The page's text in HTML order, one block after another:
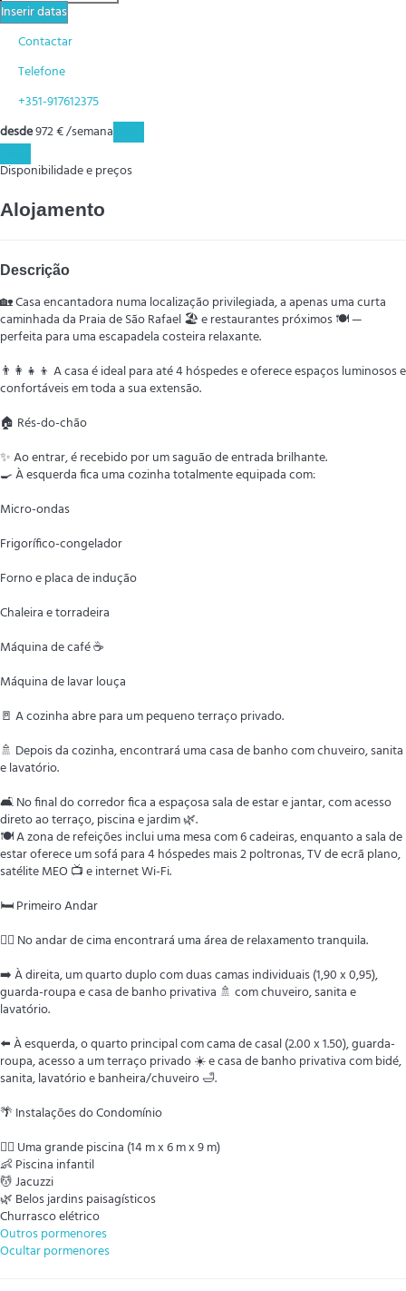
Inserir datas
Contactar
Telefone
+351-917612375
desde972€/semana
Disponibilidade e preços
Alojamento
Descrição
🏡 Casa encantadora numa localização privilegiada, a apenas uma curta
caminhada da Praia de São Rafael 🏖️ e restaurantes próximos 🍽️ —
perfeita para uma escapadela costeira relaxante.
👨‍👩‍👧‍👦 A casa é ideal para até 4 hóspedes e oferece espaços luminosos e
confortáveis em toda a sua extensão.
🏠 Rés-do-chão
✨ Ao entrar, é recebido por um saguão de entrada brilhante.
🍳 À esquerda fica uma cozinha totalmente equipada com:
Micro-ondas
Frigorífico-congelador
Forno e placa de indução
Chaleira e torradeira
Máquina de café ☕
Máquina de lavar louça
🚪 A cozinha abre para um pequeno terraço privado.
🚿 Depois da cozinha, encontrará uma casa de banho com chuveiro, sanita
e lavatório.
🛋️ No final do corredor fica a espaçosa sala de estar e jantar, com acesso
direto ao terraço, piscina e jardim 🌿.
🍽️ A zona de refeições inclui uma mesa com 6 cadeiras, enquanto a sala de
estar oferece um sofá para 4 hóspedes mais 2 poltronas, TV de ecrã plano,
satélite MEO 📺 e internet Wi-Fi.
🛏️ Primeiro Andar
🧘‍♂️ No andar de cima encontrará uma área de relaxamento tranquila.
➡️ À direita, um quarto duplo com duas camas individuais (1,90 x 0,95),
guarda-roupa e casa de banho privativa 🚿 com chuveiro, sanita e
lavatório.
⬅️ À esquerda, o quarto principal com cama de casal (2.00 x 1.50), guarda-
roupa, acesso a um terraço privado ☀️ e casa de banho privativa com bidé,
sanita, lavatório e banheira/chuveiro 🛁.
🌴 Instalações do Condomínio
🏊‍♂️ Uma grande piscina (14 m x 6 m x 9 m)
👶 Piscina infantil
💆 Jacuzzi
🌿 Belos jardins paisagísticos
Churrasco elétrico
Outros pormenores
Ocultar pormenores